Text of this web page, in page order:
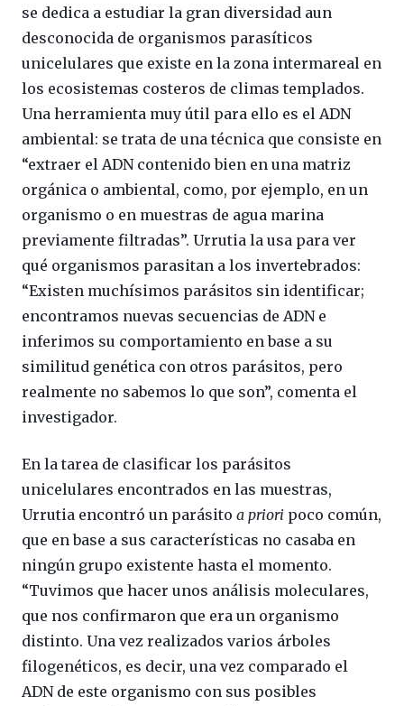
se dedica a estudiar la gran diversidad aun
desconocida de organismos parasíticos
unicelulares que existe en la zona intermareal en
los ecosistemas costeros de climas templados.
Una herramienta muy útil para ello es el ADN
ambiental: se trata de una técnica que consiste en
“extraer el ADN contenido bien en una matriz
orgánica o ambiental, como, por ejemplo, en un
organismo o en muestras de agua marina
previamente filtradas”. Urrutia la usa para ver
qué organismos parasitan a los invertebrados:
“Existen muchísimos parásitos sin identificar;
encontramos nuevas secuencias de ADN e
inferimos su comportamiento en base a su
similitud genética con otros parásitos, pero
realmente no sabemos lo que son”, comenta el
investigador.
En la tarea de clasificar los parásitos
unicelulares encontrados en las muestras,
Urrutia encontró un parásito a priori poco común,
que en base a sus características no casaba en
ningún grupo existente hasta el momento.
“Tuvimos que hacer unos análisis moleculares,
que nos confirmaron que era un organismo
distinto. Una vez realizados varios árboles
filogenéticos, es decir, una vez comparado el
ADN de este organismo con sus posibles